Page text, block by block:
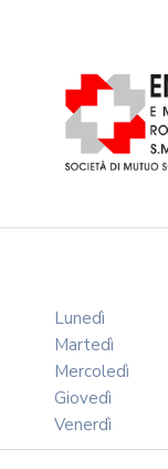
Lunedì
Martedì
Mercoledì
Giovedì
Venerdì